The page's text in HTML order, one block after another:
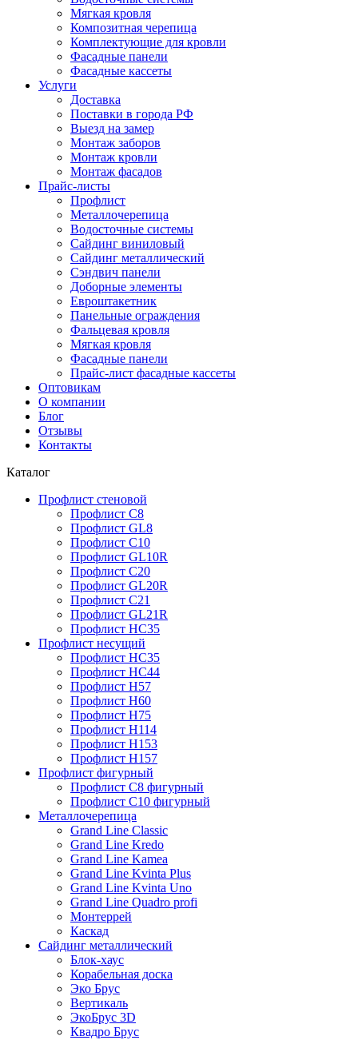
Мягкая кровля
Композитная черепица
Комплектующие для кровли
Фасадные панели
Фасадные кассеты
Услуги
Доставка
Поставки в города РФ
Выезд на замер
Монтаж заборов
Монтаж кровли
Монтаж фасадов
Прайс-листы
Профлист
Металлочерепица
Водосточные системы
Сайдинг виниловый
Сайдинг металлический
Сэндвич панели
Доборные элементы
Евроштакетник
Панельные ограждения
Фальцевая кровля
Мягкая кровля
Фасадные панели
Прайс-лист фасадные кассеты
Оптовикам
О компании
Блог
Отзывы
Контакты
Каталог
Профлист стеновой
Профлист С8
Профлист GL8
Профлист С10
Профлист GL10R
Профлист С20
Профлист GL20R
Профлист С21
Профлист GL21R
Профлист НС35
Профлист несущий
Профлист НС35
Профлист НС44
Профлист Н57
Профлист Н60
Профлист Н75
Профлист Н114
Профлист Н153
Профлист Н157
Профлист фигурный
Профлист С8 фигурный
Профлист С10 фигурный
Металлочерепица
Grand Line Classic
Grand Line Kredo
Grand Line Kamea
Grand Line Kvinta Plus
Grand Line Kvinta Uno
Grand Line Quadro profi
Монтеррей
Каскад
Сайдинг металлический
Блок-хаус
Корабельная доска
Эко Брус
Вертикаль
ЭкоБрус 3D
Квадро Брус